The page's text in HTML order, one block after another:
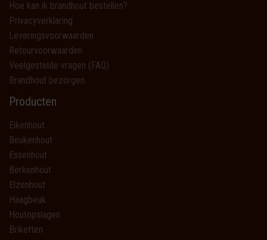
Hoe kan ik brandhout bestellen?
Privacyverklaring
Leveringsvoorwaarden
Retourvoorwaarden
Veelgestelde vragen (FAQ)
Brandhout bezorgen
Producten
Eikenhout
Beukenhout
Essenhout
Berkenhout
Elzenhout
Haagbeuk
Houtopslagen
Briketten